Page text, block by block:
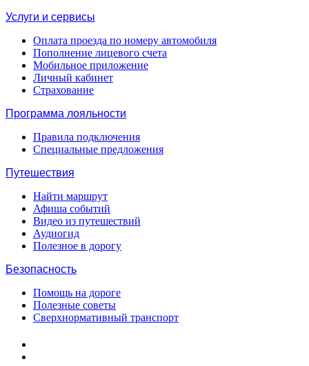
Услуги и сервисы
Оплата проезда по номеру автомобиля
Пополнение лицевого счета
Мобильное приложение
Личный кабинет
Страхование
Программа лояльности
Правила подключения
Специальные предложения
Путешествия
Найти маршрут
Афиша событий
Видео из путешествий
Аудиогид
Полезное в дорогу
Безопасность
Помощь на дороге
Полезные советы
Сверхнормативный транспорт